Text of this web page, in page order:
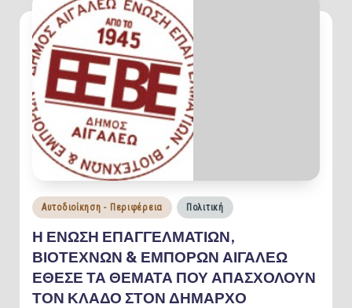
Posted
in
Αυτοδιοίκηση - Περιφέρεια Πολιτική
Η ΕΝΩΣΗ ΕΠΑΓΓΕΛΜΑΤΙΩΝ,
ΒΙΟΤΕΧΝΩΝ & ΕΜΠΟΡΩΝ ΑΙΓΑΛΕΩ
ΕΘΕΣΕ ΤΑ ΘΕΜΑΤΑ ΠΟΥ ΑΠΑΣΧΟΛΟΥΝ
ΤΟΝ ΚΛΑΔΟ ΣΤΟΝ ΔΗΜΑΡΧΟ